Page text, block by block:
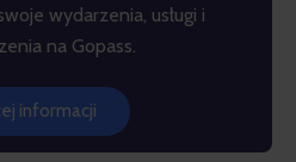
wydarzenia, usługi i
na Gopass.
informacji